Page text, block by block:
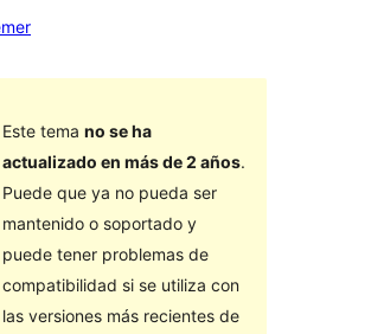
Este tema no se ha
actualizado en más de 2 años.
Puede que ya no pueda ser
mantenido o soportado y
puede tener problemas de
compatibilidad si se utiliza con
las versiones más recientes de